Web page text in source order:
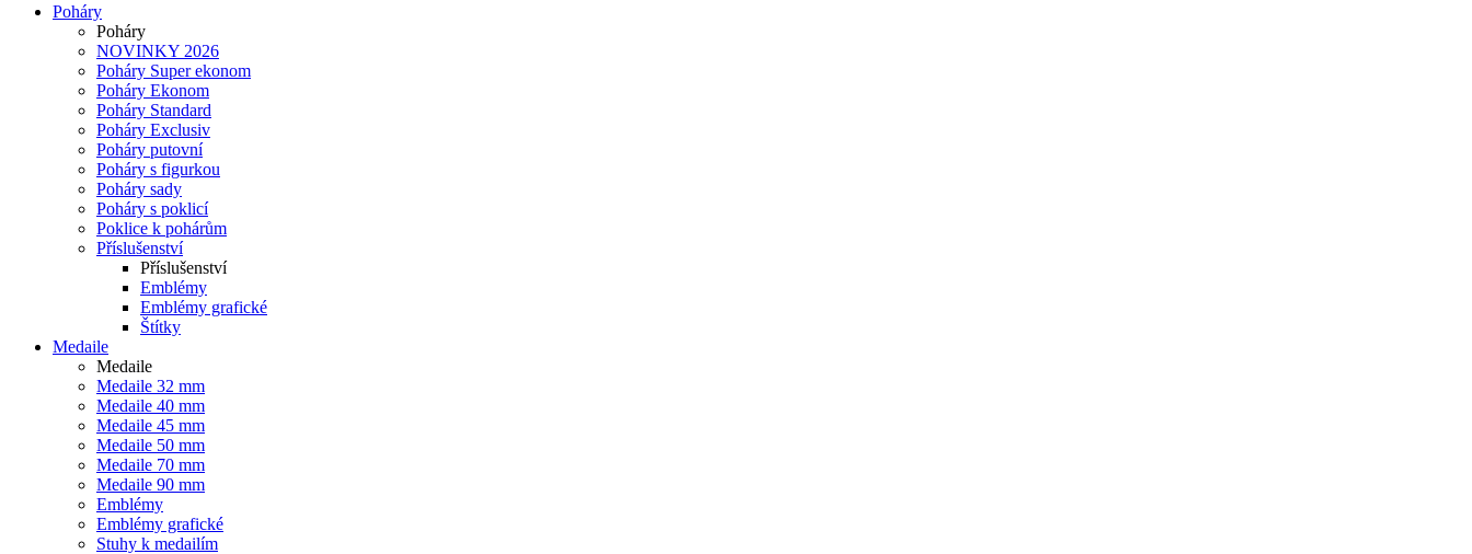
Poháry
Poháry
NOVINKY 2026
Poháry Super ekonom
Poháry Ekonom
Poháry Standard
Poháry Exclusiv
Poháry putovní
Poháry s figurkou
Poháry sady
Poháry s poklicí
Poklice k pohárům
Příslušenství
Příslušenství
Emblémy
Emblémy grafické
Štítky
Medaile
Medaile
Medaile 32 mm
Medaile 40 mm
Medaile 45 mm
Medaile 50 mm
Medaile 70 mm
Medaile 90 mm
Emblémy
Emblémy grafické
Stuhy k medailím